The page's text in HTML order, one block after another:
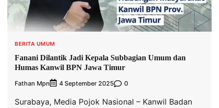
BERITA UMUM
Fanani Dilantik Jadi Kepala Subbagian Umum dan
Humas Kanwil BPN Jawa Timur
Fathan Mpn 4 September 2025 0
Surabaya, Media Pojok Nasional – Kanwil Badan